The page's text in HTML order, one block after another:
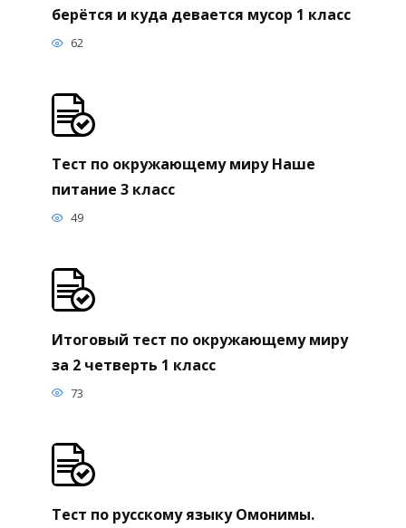
берётся и куда девается мусор 1 класс
62
Тест по окружающему миру Наше
питание 3 класс
49
Итоговый тест по окружающему миру
за 2 четверть 1 класс
73
Тест по русскому языку Омонимы.